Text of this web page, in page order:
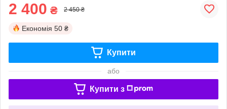
2 400 ₴ 2 450 ₴
Економія 50 ₴
Купити
або
Купити з